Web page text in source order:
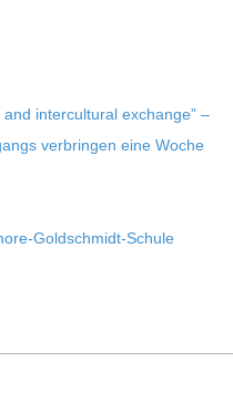
and inter­cul­tu­ral exch­ange” –
ver­brin­gen eine Woche
Goldschmidt-Schule